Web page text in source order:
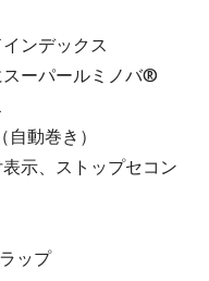
ンデックス
スーパールミノバ®
動巻き）
示、ストップセコン
ップ